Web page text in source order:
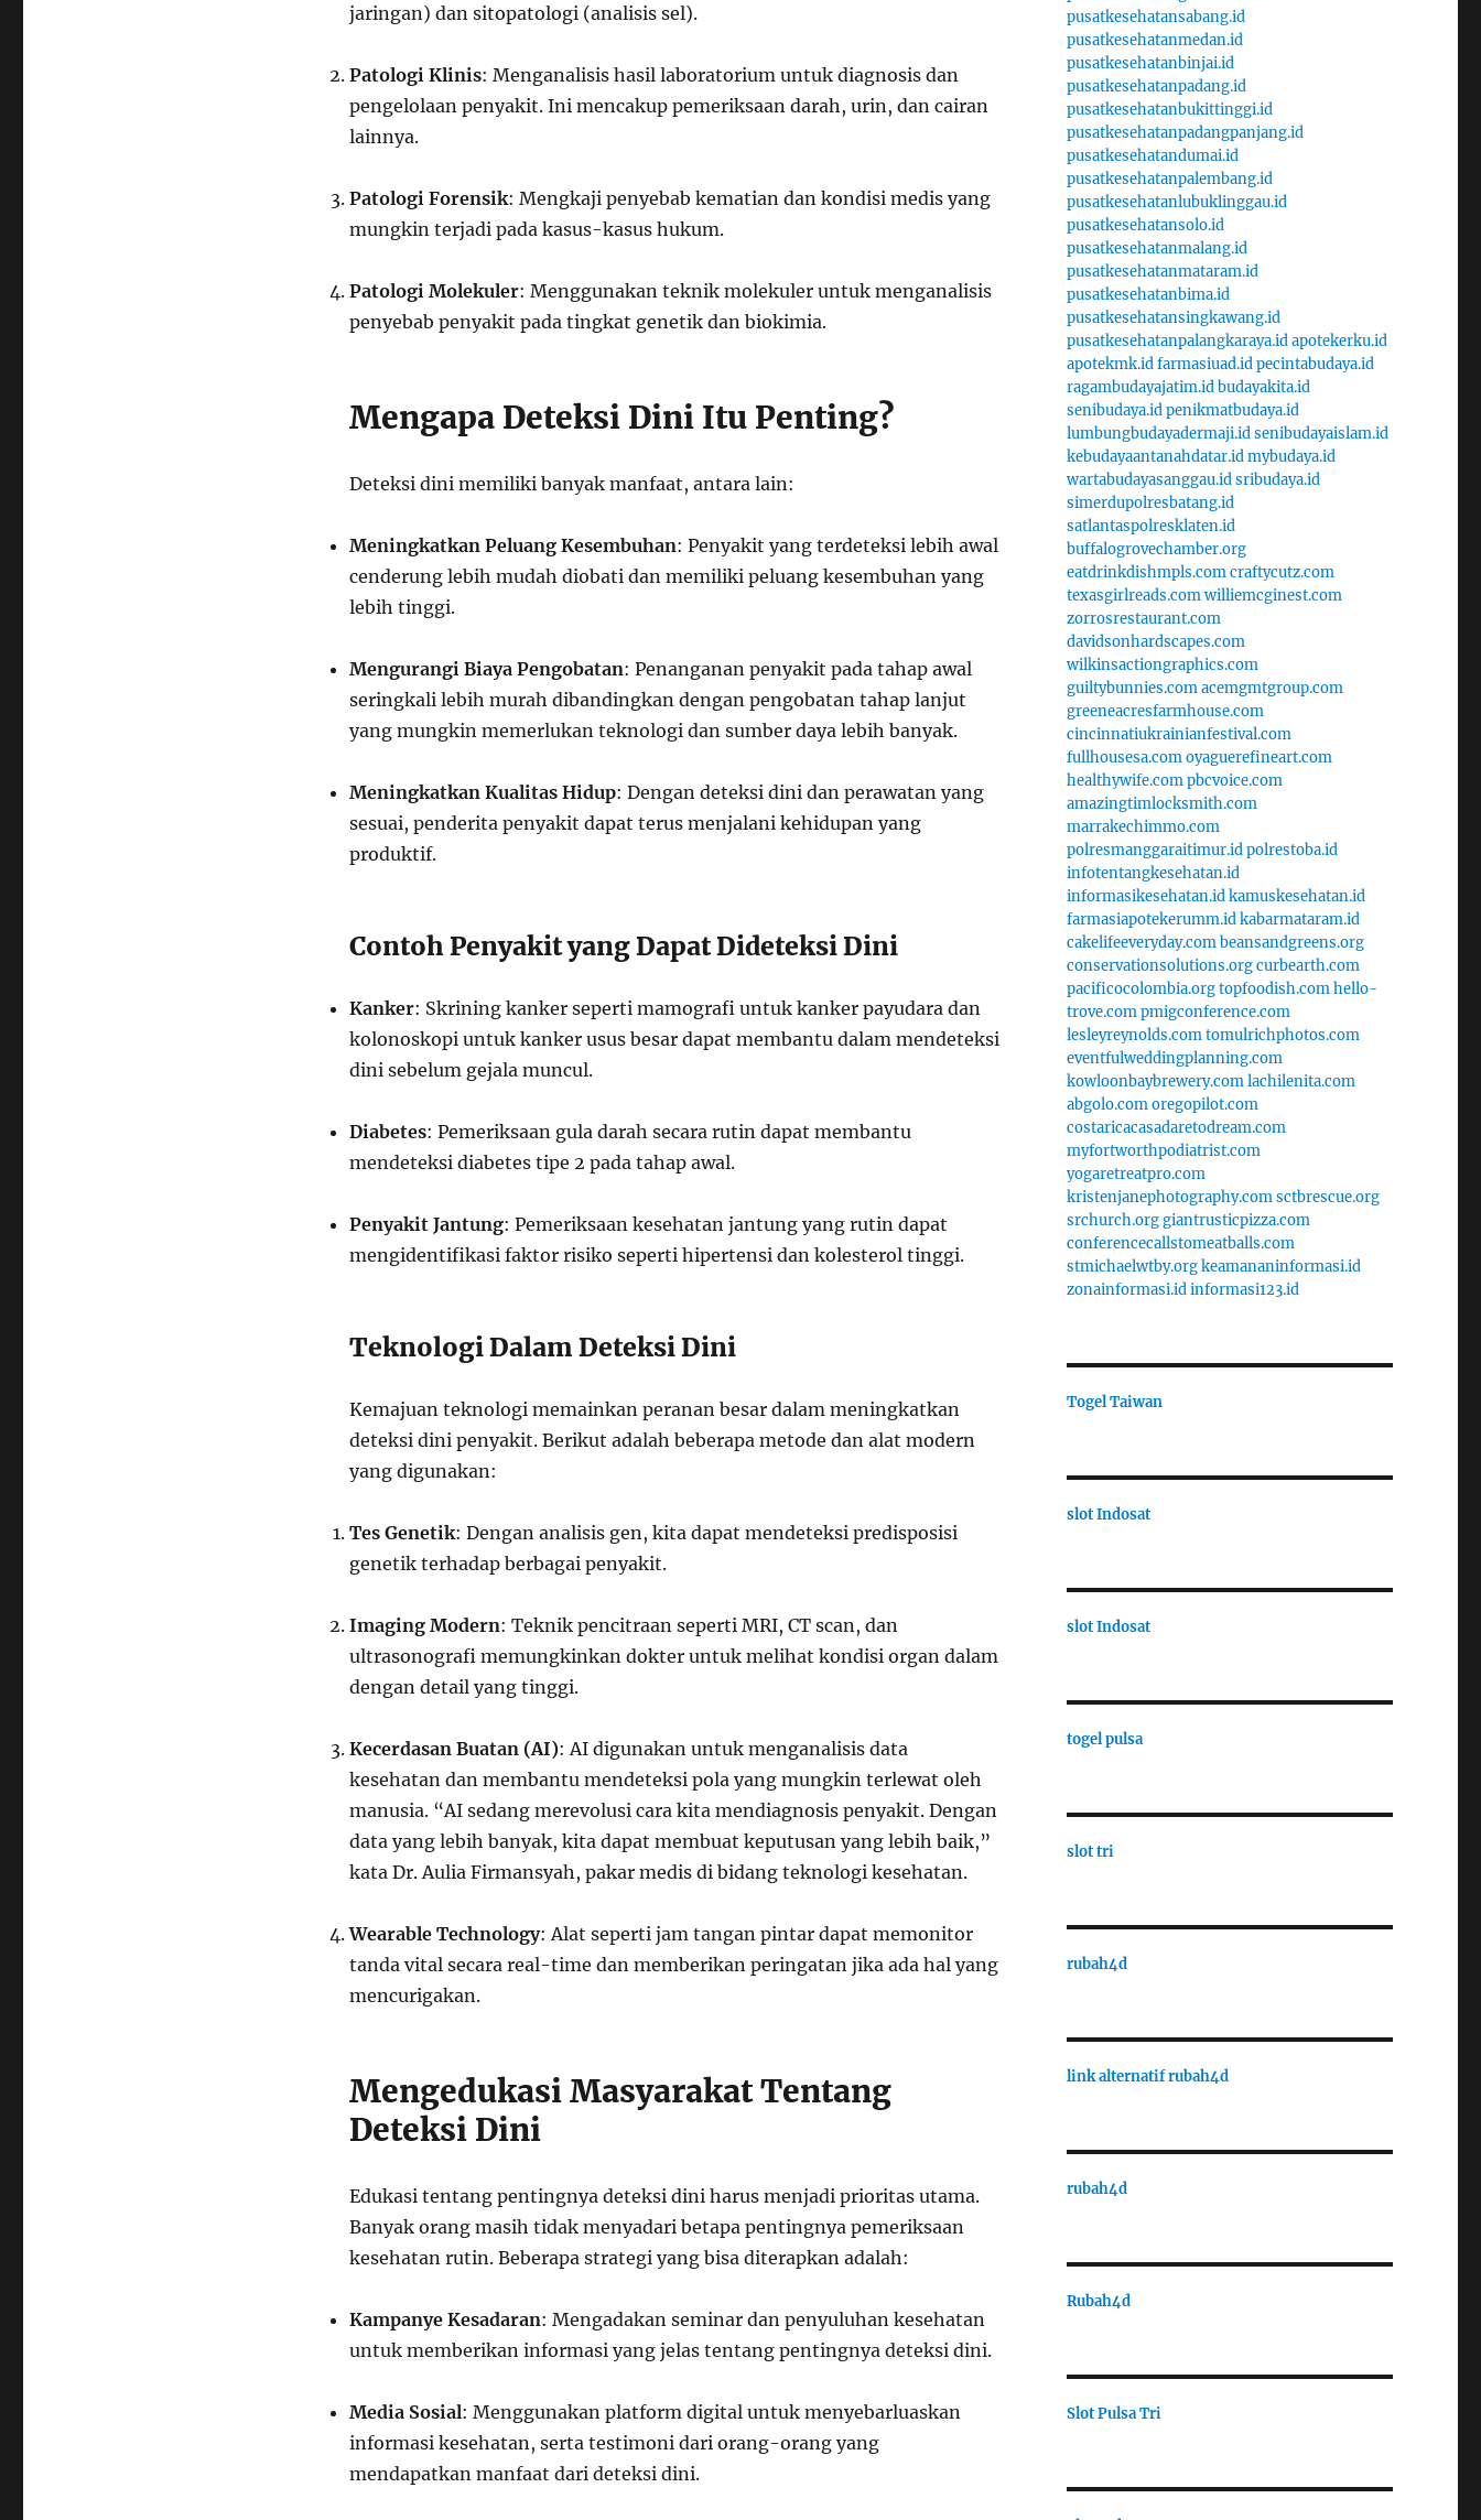
jaringan) dan sitopatologi (analisis sel).
Patologi Klinis: Menganalisis hasil laboratorium untuk diagnosis dan
pengelolaan penyakit. Ini mencakup pemeriksaan darah, urin, dan cairan
lainnya.
Patologi Forensik: Mengkaji penyebab kematian dan kondisi medis yang
mungkin terjadi pada kasus-kasus hukum.
Patologi Molekuler: Menggunakan teknik molekuler untuk menganalisis
penyebab penyakit pada tingkat genetik dan biokimia.
Mengapa Deteksi Dini Itu Penting?
Deteksi dini memiliki banyak manfaat, antara lain:
Meningkatkan Peluang Kesembuhan: Penyakit yang terdeteksi lebih awal
cenderung lebih mudah diobati dan memiliki peluang kesembuhan yang
lebih tinggi.
Mengurangi Biaya Pengobatan: Penanganan penyakit pada tahap awal
seringkali lebih murah dibandingkan dengan pengobatan tahap lanjut
yang mungkin memerlukan teknologi dan sumber daya lebih banyak.
Meningkatkan Kualitas Hidup: Dengan deteksi dini dan perawatan yang
sesuai, penderita penyakit dapat terus menjalani kehidupan yang
produktif.
Contoh Penyakit yang Dapat Dideteksi Dini
Kanker: Skrining kanker seperti mamografi untuk kanker payudara dan
kolonoskopi untuk kanker usus besar dapat membantu dalam mendeteksi
dini sebelum gejala muncul.
Diabetes: Pemeriksaan gula darah secara rutin dapat membantu
mendeteksi diabetes tipe 2 pada tahap awal.
Penyakit Jantung: Pemeriksaan kesehatan jantung yang rutin dapat
mengidentifikasi faktor risiko seperti hipertensi dan kolesterol tinggi.
Teknologi Dalam Deteksi Dini
Kemajuan teknologi memainkan peranan besar dalam meningkatkan
deteksi dini penyakit. Berikut adalah beberapa metode dan alat modern
yang digunakan:
Tes Genetik: Dengan analisis gen, kita dapat mendeteksi predisposisi
genetik terhadap berbagai penyakit.
Imaging Modern: Teknik pencitraan seperti MRI, CT scan, dan
ultrasonografi memungkinkan dokter untuk melihat kondisi organ dalam
dengan detail yang tinggi.
Kecerdasan Buatan (AI): AI digunakan untuk menganalisis data
kesehatan dan membantu mendeteksi pola yang mungkin terlewat oleh
manusia. “AI sedang merevolusi cara kita mendiagnosis penyakit. Dengan
data yang lebih banyak, kita dapat membuat keputusan yang lebih baik,”
kata Dr. Aulia Firmansyah, pakar medis di bidang teknologi kesehatan.
Wearable Technology: Alat seperti jam tangan pintar dapat memonitor
tanda vital secara real-time dan memberikan peringatan jika ada hal yang
mencurigakan.
Mengedukasi Masyarakat Tentang
Deteksi Dini
Edukasi tentang pentingnya deteksi dini harus menjadi prioritas utama.
Banyak orang masih tidak menyadari betapa pentingnya pemeriksaan
kesehatan rutin. Beberapa strategi yang bisa diterapkan adalah:
Kampanye Kesadaran: Mengadakan seminar dan penyuluhan kesehatan
untuk memberikan informasi yang jelas tentang pentingnya deteksi dini.
Media Sosial: Menggunakan platform digital untuk menyebarluaskan
informasi kesehatan, serta testimoni dari orang-orang yang
mendapatkan manfaat dari deteksi dini.
pusatkesehatansabang.id
pusatkesehatanmedan.id
pusatkesehatanbinjai.id
pusatkesehatanpadang.id
pusatkesehatanbukittinggi.id
pusatkesehatanpadangpanjang.id
pusatkesehatandumai.id
pusatkesehatanpalembang.id
pusatkesehatanlubuklinggau.id
pusatkesehatansolo.id
pusatkesehatanmalang.id
pusatkesehatanmataram.id
pusatkesehatanbima.id
pusatkesehatansingkawang.id
pusatkesehatanpalangkaraya.idapotekerku.id
apotekmk.idfarmasiuad.idpecintabudaya.id
ragambudayajatim.idbudayakita.id
senibudaya.idpenikmatbudaya.id
lumbungbudayadermaji.idsenibudayaislam.id
kebudayaantanahdatar.idmybudaya.id
wartabudayasanggau.idsribudaya.id
simerdupolresbatang.id
satlantaspolresklaten.id
buffalogrovechamber.org
eatdrinkdishmpls.comcraftycutz.com
texasgirlreads.comwilliemcginest.com
zorrosrestaurant.com
davidsonhardscapes.com
wilkinsactiongraphics.com
guiltybunnies.comacemgmtgroup.com
greeneacresfarmhouse.com
cincinnatiukrainianfestival.com
fullhousesa.comoyaguerefineart.com
healthywife.compbcvoice.com
amazingtimlocksmith.com
marrakechimmo.com
polresmanggaraitimur.idpolrestoba.id
infotentangkesehatan.id
informasikesehatan.idkamuskesehatan.id
farmasiapotekerumm.idkabarmataram.id
cakelifeeveryday.combeansandgreens.org
conservationsolutions.orgcurbearth.com
pacificocolombia.orgtopfoodish.comhello-
trove.compmigconference.com
lesleyreynolds.comtomulrichphotos.com
eventfulweddingplanning.com
kowloonbaybrewery.comlachilenita.com
abgolo.comoregopilot.com
costaricacasadaretodream.com
myfortworthpodiatrist.com
yogaretreatpro.com
kristenjanephotography.comsctbrescue.org
srchurch.orggiantrusticpizza.com
conferencecallstomeatballs.com
stmichaelwtby.orgkeamananinformasi.id
zonainformasi.idinformasi123.id
Togel Taiwan
slot Indosat
slot Indosat
togel pulsa
slot tri
rubah4d
link alternatif rubah4d
rubah4d
Rubah4d
Slot Pulsa Tri